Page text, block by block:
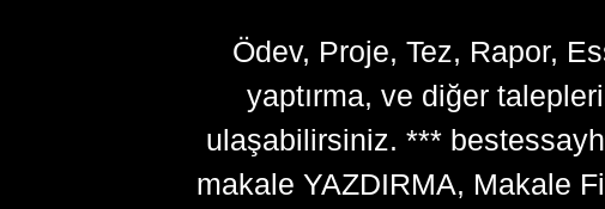
Ödev, Proje, Tez, Rapor,
yaptırma, ve diğer
ulaşabilirsiniz. ***
makale YAZDIRMA, Makale